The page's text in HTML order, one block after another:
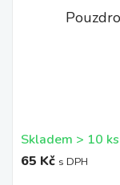
Skladem > 10 ks
65 Kč s DPH